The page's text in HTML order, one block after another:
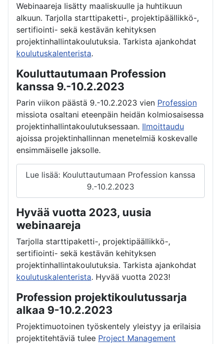
Webinaareja lisätty maaliskuulle ja huhtikuun
alkuun. Tarjolla starttipaketti-, projektipäällikkö-,
sertifiointi- sekä kestävän kehityksen
projektinhallintakoulutuksia. Tarkista ajankohdat
koulutuskalenterista.
Kouluttautumaan Profession
kanssa 9.-10.2.2023
Parin viikon päästä 9.-10.2.2023 vien Profession
missiota osaltani eteenpäin heidän kolmiosaisessa
projektinhallintakoulutuksessaan. Ilmoittaudu
ajoissa projektinhallinnan menetelmiä koskevalle
ensimmäiselle jaksolle.
Lue lisää: Kouluttautumaan Profession kanssa
9.-10.2.2023
Hyvää vuotta 2023, uusia
webinaareja
Tarjolla starttipaketti-, projektipäällikkö-,
sertifiointi- sekä kestävän kehityksen
projektinhallintakoulutuksia. Tarkista ajankohdat
koulutuskalenterista. Hyvää vuotta 2023!
Profession projektikoulutussarja
alkaa 9-10.2.2023
Projektimuotoinen työskentely yleistyy ja erilaisia
projektitehtäviä tulee Project Management